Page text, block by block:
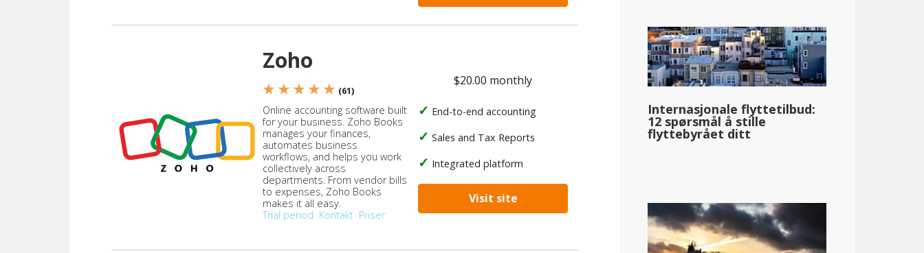
Zoho
★ ★ ★ ★ ★ (61)
Online accounting software built
for your business. Zoho Books
manages your finances,
automates business
workflows, and helps you work
collectively across
departments. From vendor bills
to expenses, Zoho Books
makes it all easy.
Trial period Kontakt Priser
$20.00 monthly
End-to-end accounting
Sales and Tax Reports
Integrated platform
Visit site
Internasjonale flyttetilbud:
12 spørsmål å stille
flyttebyrået ditt